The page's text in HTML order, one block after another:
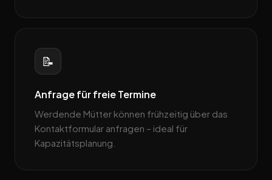
📝
Anfrage für freie Termine
Werdende Mütter können frühzeitig über das
Kontaktformular anfragen – ideal für
Kapazitätsplanung.